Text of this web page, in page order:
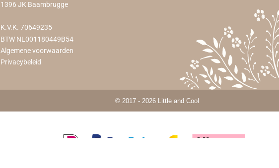
1396 JK Baambrugge
K.V.K. 70649235
BTW NL001180449B54
Algemene voorwaarden
Privacybeleid
© 2017 - 2026 Little and Cool